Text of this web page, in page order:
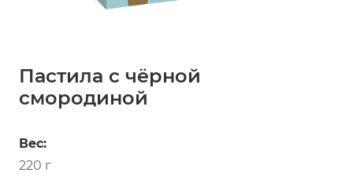
Пастила с чёрной
смородиной
Вес:
220 г